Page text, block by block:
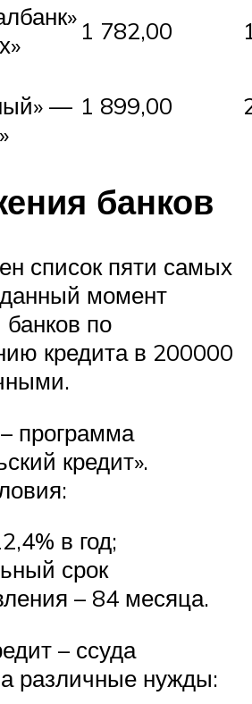
1 782,00
— 1 899,00
банков
список пяти самых
момент
по
кредита в 200000
программа
кредит».
в год;
срок
– 84 месяца.
– ссуда
различные нужды: